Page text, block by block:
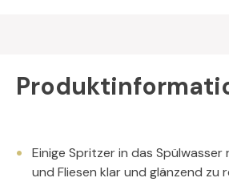
Einige Spritzer in das Spülwasser
und Fliesen klar und glänzend zu